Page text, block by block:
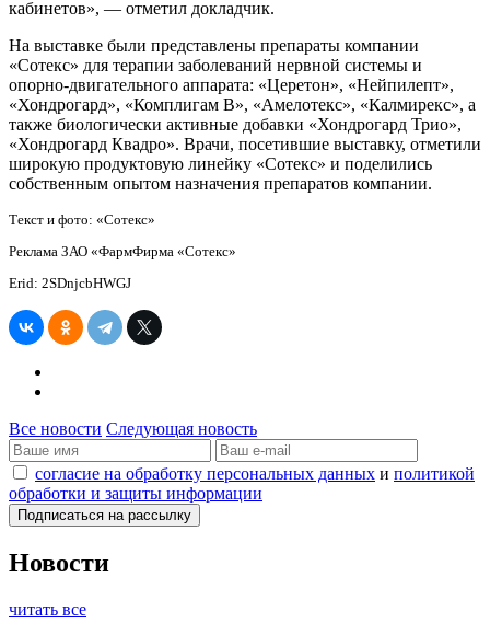
кабинетов», — отметил докладчик.
На выставке были представлены препараты компании
«Сотекс» для терапии заболеваний нервной системы и
опорно-двигательного аппарата: «Церетон», «Нейпилепт»,
«Хондрогард», «Комплигам В», «Амелотекс», «Калмирекс», а
также биологически активные добавки «Хондрогард Трио»,
«Хондрогард Квадро». Врачи, посетившие выставку, отметили
широкую продуктовую линейку «Сотекс» и поделились
собственным опытом назначения препаратов компании.
Текст и фото: «Сотекс»
Реклама ЗАО «ФармФирма «Сотекс»
Erid: 2SDnjcbHWGJ
Все новости Следующая новость
согласие на обработку персональных данных и политикой
обработки и защиты информации
Новости
читать все